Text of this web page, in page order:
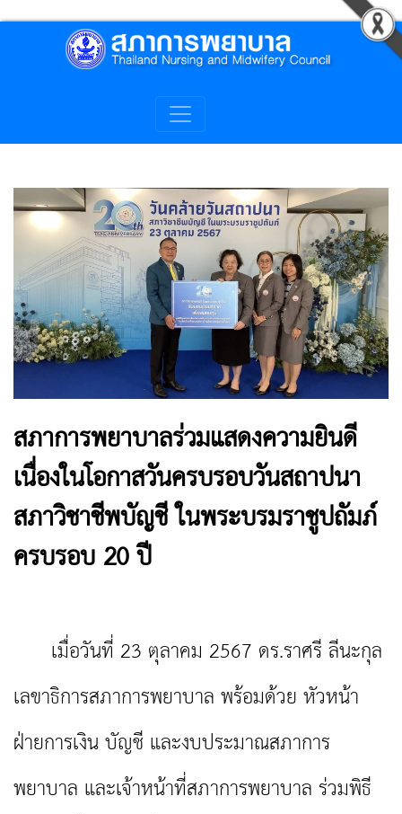
สภาการพยาบาลร่วมแสดงความยินดี
เนื่องในโอกาสวันครบรอบวันสถาปนา
สภาวิชาชีพบัญชี ในพระบรมราชูปถัมภ์
ครบรอบ 20 ปี
เมื่อวันที่ 23 ตุลาคม 2567 ดร.ราศรี ลีนะกุล
เลขาธิการสภาการพยาบาล พร้อมด้วย หัวหน้า
ฝ่ายการเงิน บัญชี และงบประมาณสภาการ
พยาบาล และเจ้าหน้าที่สภาการพยาบาล ร่วมพิธี